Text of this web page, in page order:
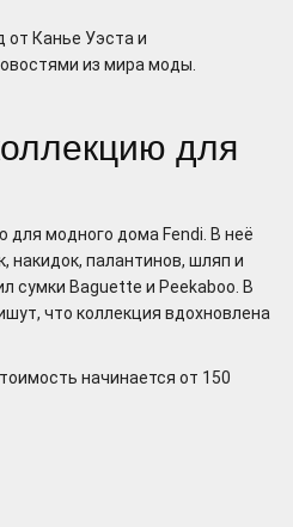
от Канье Уэста и
из мира моды.
для
модного дома Fendi. В неё
накидок, палантинов, шляп и
сумки Baguette и Peekaboo. В
что коллекция вдохновлена
начинается от 150